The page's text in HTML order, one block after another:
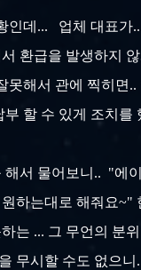
데... 업체 대표가
환급을 발생하지 않
해서 관에 찍히면..
할 수 있게 조치
서 물어보니.. "에
하는대로 해줘요~"
... 그 무언의 분
무시할 수도 없으